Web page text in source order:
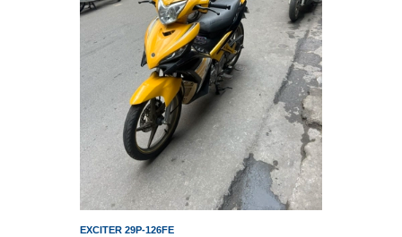
EXCITER 29P-126FE